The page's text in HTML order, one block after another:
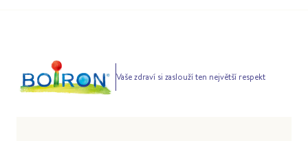
Vaše zdraví si zaslouží ten největší respekt